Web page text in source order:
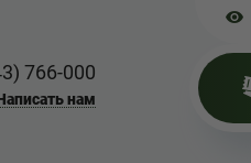
766-000
нам